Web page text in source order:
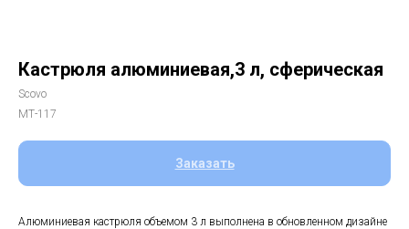
Кастрюля алюминиевая,3 л, сферическая
Scovo
МТ-117
Заказать
Алюминиевая кастрюля объемом 3 л выполнена в обновленном дизайне